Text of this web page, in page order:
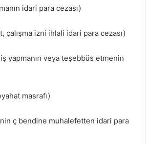
idari para cezası)
çalışma izni ihlali idari para cezası)
yapmanın veya teşebbüs etmenin
masrafı)
ç bendine muhalefetten idari para